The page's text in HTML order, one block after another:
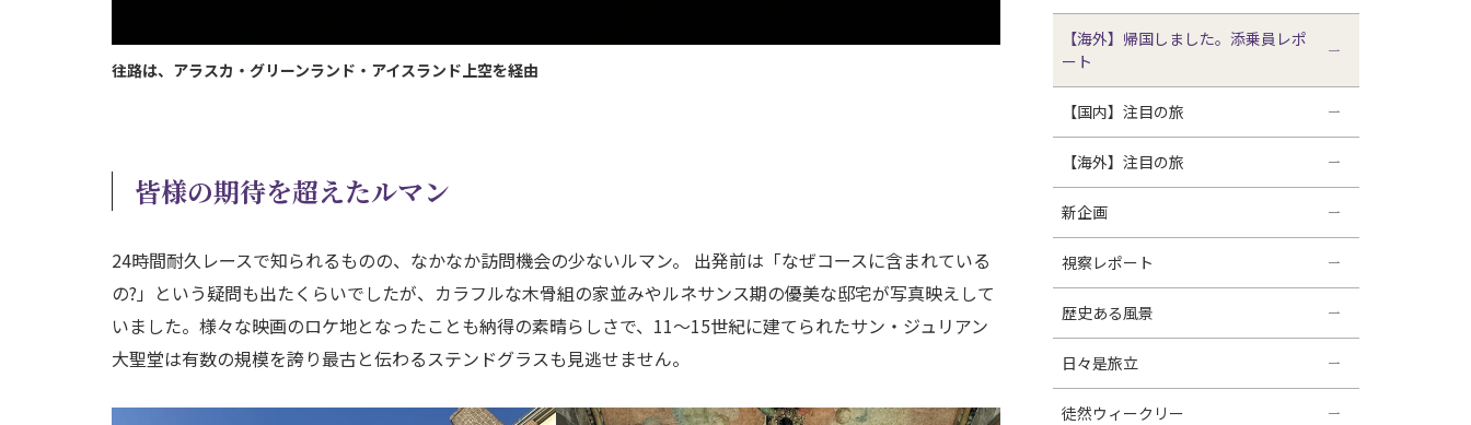
往路は、アラスカ・グリーンランド・アイスランド上空を経由
皆様の期待を超えたルマン
24時間耐久レースで知られるものの、なかなか訪問機会の少ないルマン。 出発前は「なぜコースに含まれている
の?」という疑問も出たくらいでしたが、カラフルな木骨組の家並みやルネサンス期の優美な邸宅が写真映えして
いました。様々な映画のロケ地となったことも納得の素晴らしさで、11～15世紀に建てられたサン・ジュリアン
大聖堂は有数の規模を誇り最古と伝わるステンドグラスも見逃せません。
【海外】帰国しました。添乗員レポ
ート
【国内】注目の旅
【海外】注目の旅
新企画
視察レポート
歴史ある風景
日々是旅立
徒然ウィークリー